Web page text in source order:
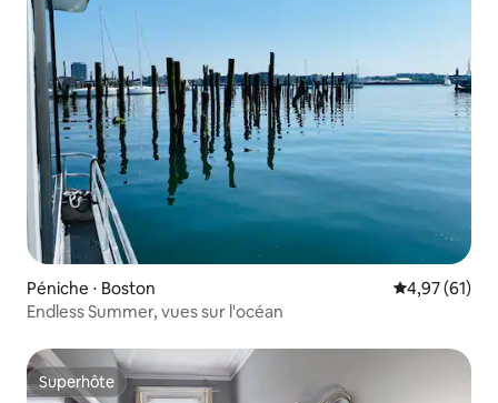
Péniche ⋅ Boston Évaluation
4,97 (61)
Endless Summer, vues sur l'océan
Superhôte
Superhôte